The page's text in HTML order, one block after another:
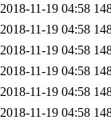
2018-11-19 04:58
2018-11-19 04:58
2018-11-19 04:58
2018-11-19 04:58
2018-11-19 04:58
2018-11-19 04:58